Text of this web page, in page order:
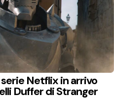
Netflix in arrivo
Duffer di Stranger